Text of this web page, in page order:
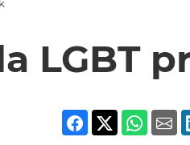
LGBT